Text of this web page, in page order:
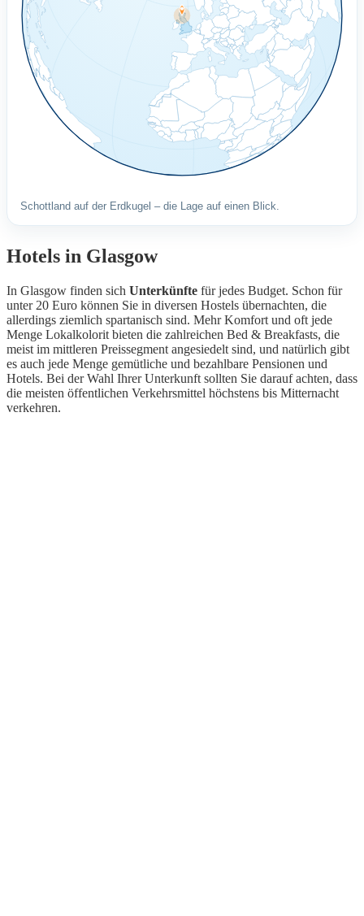
Schottland auf der Erdkugel – die Lage auf einen Blick.
Hotels in Glasgow
In Glasgow finden sich Unterkünfte für jedes Budget. Schon für
unter 20 Euro können Sie in diversen Hostels übernachten, die
allerdings ziemlich spartanisch sind. Mehr Komfort und oft jede
Menge Lokalkolorit bieten die zahlreichen Bed & Breakfasts, die
meist im mittleren Preissegment angesiedelt sind, und natürlich gibt
es auch jede Menge gemütliche und bezahlbare Pensionen und
Hotels. Bei der Wahl Ihrer Unterkunft sollten Sie darauf achten, dass
die meisten öffentlichen Verkehrsmittel höchstens bis Mitternacht
verkehren.